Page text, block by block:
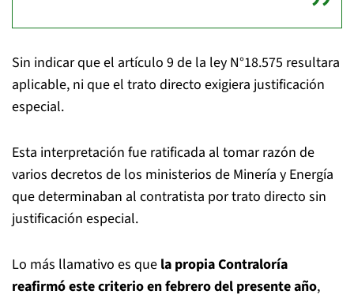
Sin indicar que el artículo 9 de la ley N°18.575 resultara
aplicable, ni que el trato directo exigiera justificación
especial.
Esta interpretación fue ratificada al tomar razón de
varios decretos de los ministerios de Minería y Energía
que determinaban al contratista por trato directo sin
justificación especial.
Lo más llamativo es que la propia Contraloría
reafirmó este criterio en febrero del presente año,